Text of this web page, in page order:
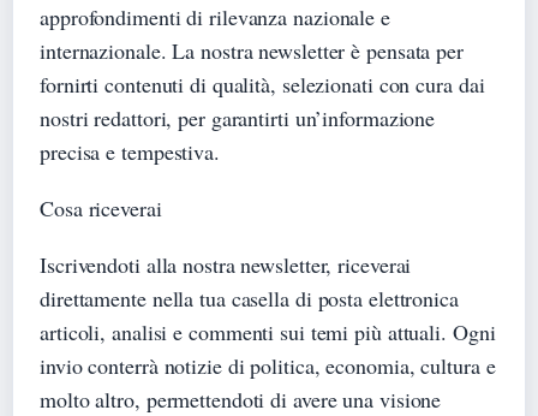
approfondimenti di rilevanza nazionale e
internazionale. La nostra newsletter è pensata per
fornirti contenuti di qualità, selezionati con cura dai
nostri redattori, per garantirti un’informazione
precisa e tempestiva.
Cosa riceverai
Iscrivendoti alla nostra newsletter, riceverai
direttamente nella tua casella di posta elettronica
articoli, analisi e commenti sui temi più attuali. Ogni
invio conterrà notizie di politica, economia, cultura e
molto altro, permettendoti di avere una visione